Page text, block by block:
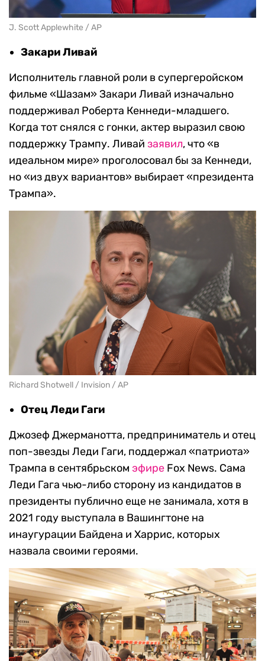
J. Scott Applewhite / AP
Закари Ливай
Исполнитель главной роли в супергеройском
фильме «Шазам» Закари Ливай изначально
поддерживал Роберта Кеннеди-младшего.
Когда тот снялся с гонки, актер выразил свою
поддержку Трампу. Ливай заявил, что «в
идеальном мире» проголосовал бы за Кеннеди,
но «из двух вариантов» выбирает «президента
Трампа».
Richard Shotwell / Invision / AP
Отец Леди Гаги
Джозеф Джерманотта, предприниматель и отец
поп-звезды Леди Гаги, поддержал «патриота»
Трампа в сентябрьском эфире Fox News. Сама
Леди Гага чью-либо сторону из кандидатов в
президенты публично еще не занимала, хотя в
2021 году выступала в Вашингтоне на
инаугурации Байдена и Харрис, которых
назвала своими героями.